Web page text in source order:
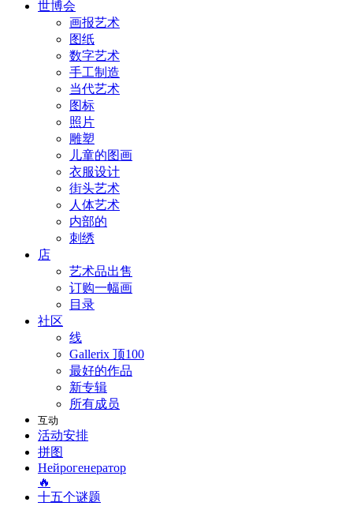
世博会
画报艺术
图纸
数字艺术
手工制造
当代艺术
图标
照片
雕塑
儿童的图画
衣服设计
街头艺术
人体艺术
内部的
刺绣
店
艺术品出售
订购一幅画
目录
社区
线
Gallerix 顶100
最好的作品
新专辑
所有成员
互动
活动安排
拼图
Нейрогенератор
🔥
十五个谜题